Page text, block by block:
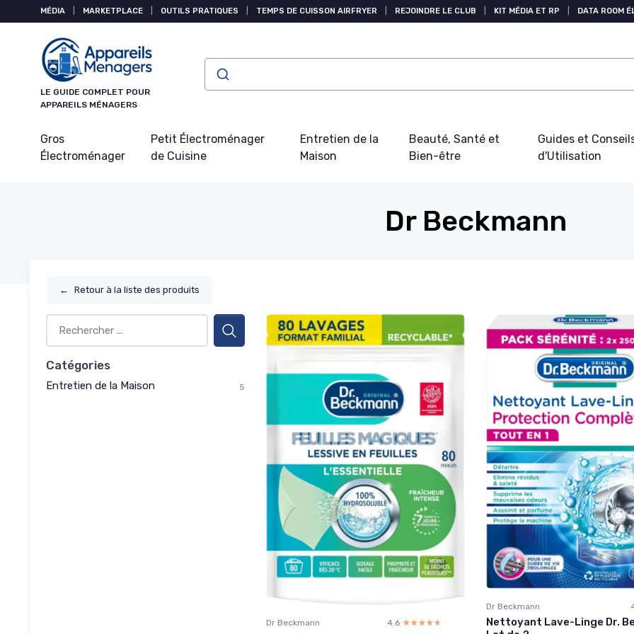
MÉDIA MARKETPLACE OUTILS PRATIQUES TEMPS DE CUISSON AIRFRYER REJOINDRE LE CLUB KIT MÉDIA ET RP DATA ROOM
LE GUIDE COMPLET POUR
APPAREILS MÉNAGERS
Gros
Électroménager
Petit Électroménager
de Cuisine
Entretien de la
Maison
Beauté, Santé et
Bien-être
Guides et
d'Utilisation
Dr Beckmann
← Retour à la liste des produits
Catégories
Entretien de la Maison 5
Dr Beckmann 4.6 ☆☆☆☆☆
★★★★★
Dr Beckmann
Nettoyant Lave-Linge Dr.
Panneau de gestion des cookies